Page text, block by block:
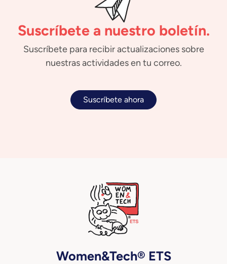
Suscríbete a nuestro boletín.
Suscríbete para recibir actualizaciones sobre
nuestras actividades en tu correo.
Suscríbete ahora
Women&Tech® ETS